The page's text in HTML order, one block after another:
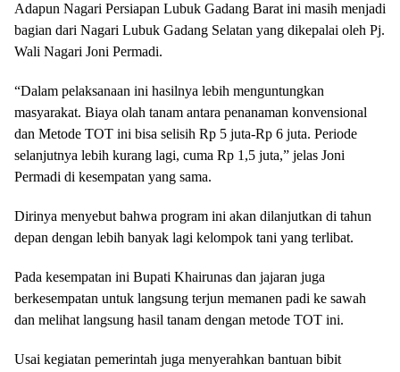
Adapun Nagari Persiapan Lubuk Gadang Barat ini masih menjadi
bagian dari Nagari Lubuk Gadang Selatan yang dikepalai oleh Pj.
Wali Nagari Joni Permadi.
“Dalam pelaksanaan ini hasilnya lebih menguntungkan
masyarakat. Biaya olah tanam antara penanaman konvensional
dan Metode TOT ini bisa selisih Rp 5 juta-Rp 6 juta. Periode
selanjutnya lebih kurang lagi, cuma Rp 1,5 juta,” jelas Joni
Permadi di kesempatan yang sama.
Dirinya menyebut bahwa program ini akan dilanjutkan di tahun
depan dengan lebih banyak lagi kelompok tani yang terlibat.
Pada kesempatan ini Bupati Khairunas dan jajaran juga
berkesempatan untuk langsung terjun memanen padi ke sawah
dan melihat langsung hasil tanam dengan metode TOT ini.
Usai kegiatan pemerintah juga menyerahkan bantuan bibit